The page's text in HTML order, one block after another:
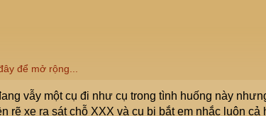
để mở rộng...
vẫy một cụ đi như cụ trong tình huống này
rẽ xe ra sát chỗ XXX và cụ bị bắt em nhắc luôn cả